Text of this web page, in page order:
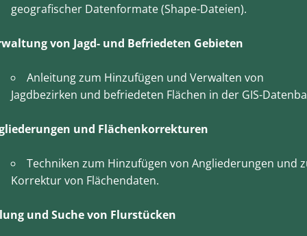
geografischer Datenformate (Shape-Dateien).
von Jagd- und Befriedeten Gebieten
Anleitung zum Hinzufügen und Verwalten von
Jagdbezirken und befriedeten Flächen in der GIS-
und Flächenkorrekturen
Techniken zum Hinzufügen von Angliederungen und
Korrektur von Flächendaten.
und Suche von Flurstücken